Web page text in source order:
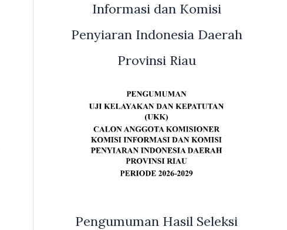
Informasi dan Komisi
Penyiaran Indonesia Daerah
Provinsi Riau
Pengumuman Hasil Seleksi